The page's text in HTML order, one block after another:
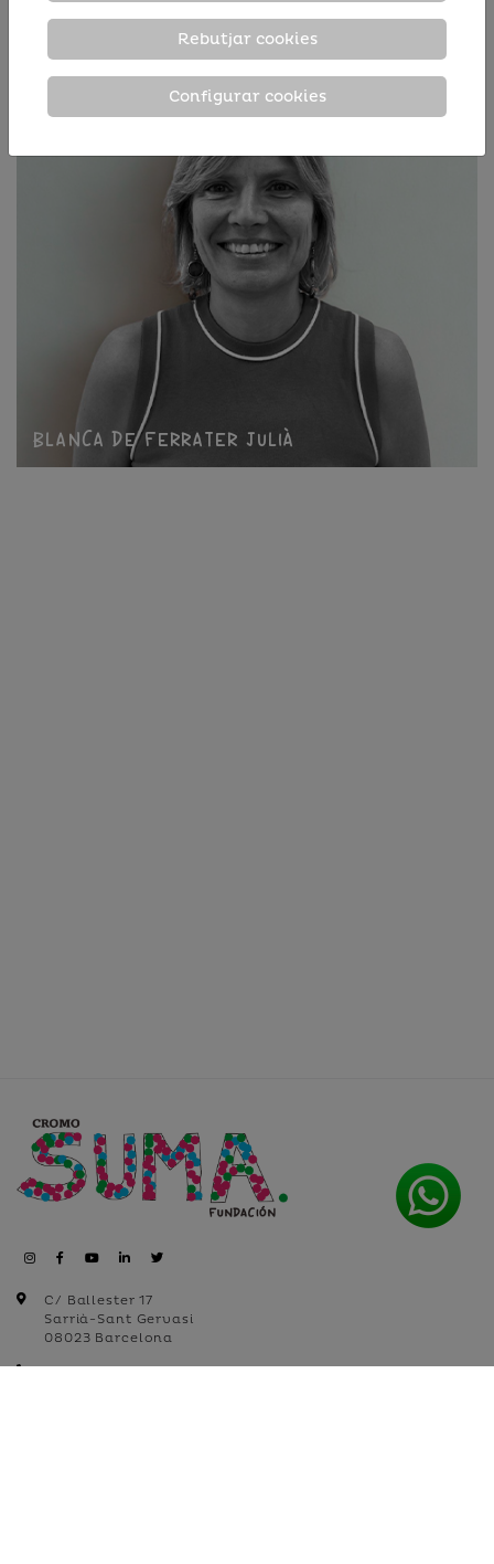
Blanca de Ferrater Julià
C/ Ballester 17
Sarrià-Sant Gervasi
08023 Barcelona
Rebutjar cookies
Configurar cookies